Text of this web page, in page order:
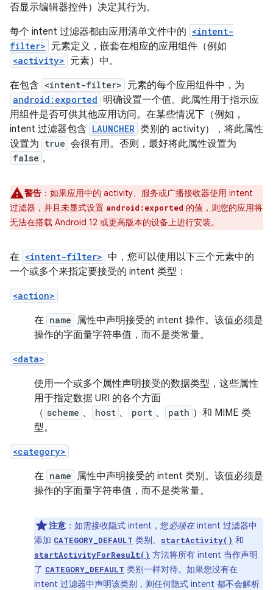
否显示编辑器控件）决定其行为。
每个 intent 过滤器都由应用清单文件中的 <intent-
filter> 元素定义，嵌套在相应的应用组件（例如
<activity> 元素）中。
在包含 <intent-filter> 元素的每个应用组件中，为
android:exported 明确设置一个值。此属性用于指示应
用组件是否可供其他应用访问。在某些情况下（例如，
intent 过滤器包含 LAUNCHER 类别的 activity），将此属性
设置为 true 会很有用。否则，最好将此属性设置为
false 。
警告 ：如果应用中的 activity、服务或广播接收器使用 intent
过滤器，并且未显式设置 android:exported 的值，则您的应用将
无法在搭载 Android 12 或更高版本的设备上进行安装。
在 <intent-filter> 中，您可以使用以下三个元素中的
一个或多个来指定要接受的 intent 类型：
<action>
在 name
属性中声明接受的 intent 操作。该值必须是
操作的字面量字符串值，而不是类常量。
<data>
使用一个或多个属性声明接受的数据类型，这些属性
用于指定数据 URI 的各个方面
（ scheme 、 host 、 port 、 path ）和 MIME 类
型。
<category>
在 name
属性中声明接受的 intent 类别。该值必须是
操作的字面量字符串值，而不是类常量。
注意 ：如需接收隐式 intent，您必须在intent 过滤器中
添加 CATEGORY_DEFAULT 类别。 startActivity() 和
startActivityForResult() 方法将所有 intent 当作声明
了 CATEGORY_DEFAULT 类别一样对待。如果您没有在
intent 过滤器中声明该类别，则任何隐式 intent 都不会解析